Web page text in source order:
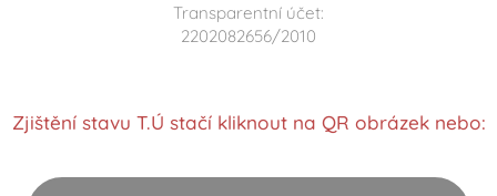
Transparentní účet:
2202082656/2010
Zjištění stavu T.Ú stačí kliknout na QR obrázek nebo: